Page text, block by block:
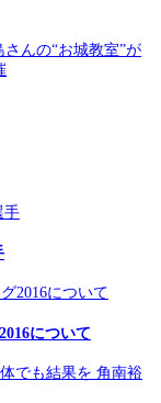
について